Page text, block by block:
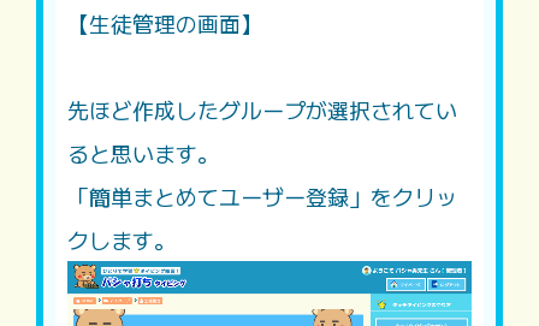
【生徒管理の画面】
先ほど作成したグループが選択されてい
ると思います。
「簡単まとめてユーザー登録」をクリッ
クします。